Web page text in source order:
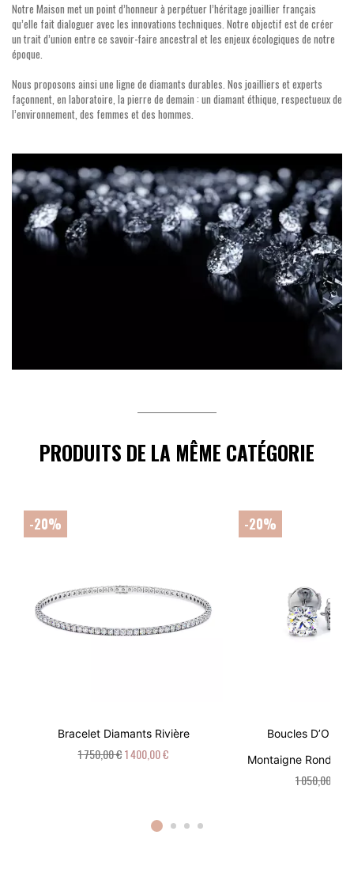
Notre Maison met un point d’honneur à perpétuer l’héritage joaillier français
qu’elle fait dialoguer avec les innovations techniques. Notre objectif est de créer
un trait d’union entre ce savoir-faire ancestral et les enjeux écologiques de notre
époque.
Nous proposons ainsi une ligne de diamants durables. Nos joailliers et experts
façonnent, en laboratoire, la pierre de demain : un diamant éthique, respectueux de
l’environnement, des femmes et des hommes.
PRODUITS DE LA MÊME CATÉGORIE
Bracelet Diamants Rivière
1 750,00 €1 400,00 €
-20%
Boucles
Montaigne Rond :
1 050,00 €
-20%